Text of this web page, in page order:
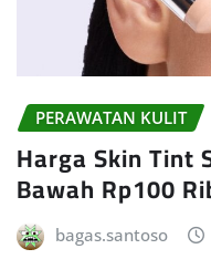
PERAWATAN KULIT
Harga Skin Tint
Bawah Rp100
bagas.santoso